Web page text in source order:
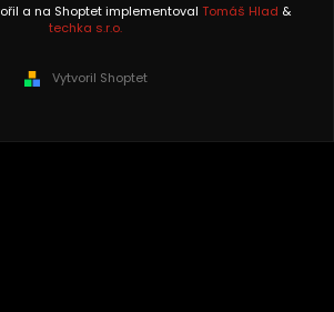
a na Shoptet implementoval Tomáš Hlad &
techka s.r.o.
Vytvoril Shoptet